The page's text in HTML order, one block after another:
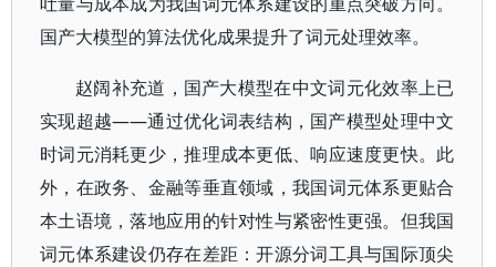
国产大模型的算法优化成果提升了词元处理效率。
赵阔补充道，国产大模型在中文词元化效率上已
实现超越——通过优化词表结构，国产模型处理中文
时词元消耗更少，推理成本更低、响应速度更快。此
外，在政务、金融等垂直领域，我国词元体系更贴合
本土语境，落地应用的针对性与紧密性更强。但我国
词元体系建设仍存在差距：开源分词工具与国际顶尖